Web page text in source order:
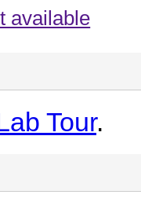
available
Tour.